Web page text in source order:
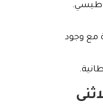
مع وجود